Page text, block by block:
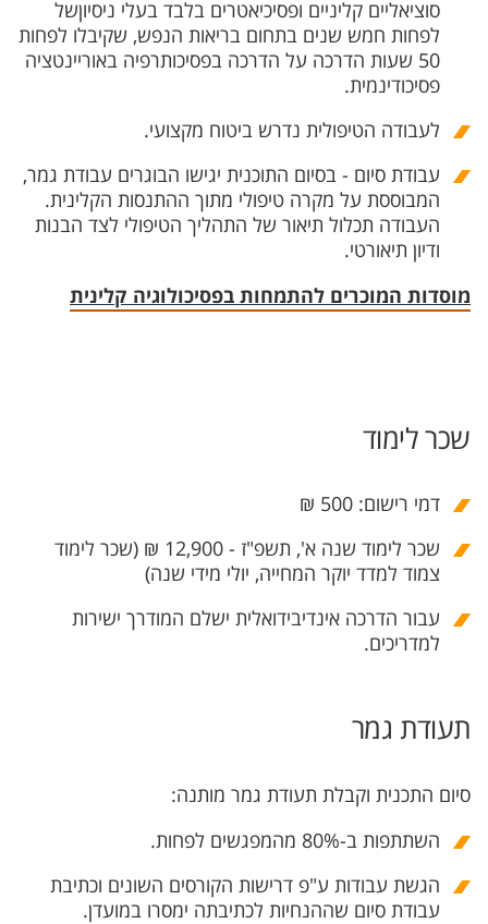
סוציאליים קליניים ופסיכיאטרים בלבד בעלי ניסיוןשל
לפחות חמש שנים בתחום בריאות הנפש, שקיבלו לפחות
50 שעות הדרכה על הדרכה בפסיכותרפיה באוריינטציה
פסיכודינמית.
לעבודה הטיפולית נדרש ביטוח מקצועי.
עבודת סיום - בסיום התוכנית יגישו הבוגרים עבודת גמר,
המבוססת על מקרה טיפולי מתוך ההתנסות הקלינית.
העבודה תכלול תיאור של התהליך הטיפולי לצד הבנות
ודיון תיאורטי.
מוסדות המוכרים להתמחות בפסיכולוגיה קלינית
שכר לימוד
דמי רישום: 500 ₪
שכר לימוד שנה א', תשפ"ז - 12,900 ₪ (שכר לימוד
צמוד למדד יוקר המחייה, יולי מידי שנה)
עבור הדרכה אינדיבידואלית ישלם המודרך ישירות
למדריכים.
תעודת גמר
סיום התכנית וקבלת תעודת גמר מותנה:
השתתפות ב-80% מהמפגשים לפחות.
הגשת עבודות ע"פ דרישות הקורסים השונים וכתיבת
עבודת סיום שההנחיות לכתיבתה ימסרו במועדן.